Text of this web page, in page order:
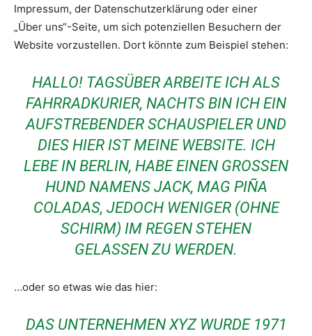
Impressum, der Datenschutzerklärung oder einer
„Über uns“-Seite, um sich potenziellen Besuchern der
Website vorzustellen. Dort könnte zum Beispiel stehen:
HALLO! TAGSÜBER ARBEITE ICH ALS
FAHRRADKURIER, NACHTS BIN ICH EIN
AUFSTREBENDER SCHAUSPIELER UND
DIES HIER IST MEINE WEBSITE. ICH
LEBE IN BERLIN, HABE EINEN GROSSEN H
UND NAMENS JACK, MAG PIÑA C
OLADAS, JEDOCH WENIGER (OHNE S
CHIRM) IM REGEN STEHEN G
ELASSEN ZU WERDEN.
…oder so etwas wie das hier:
DAS UNTERNEHMEN XYZ WURDE 1971